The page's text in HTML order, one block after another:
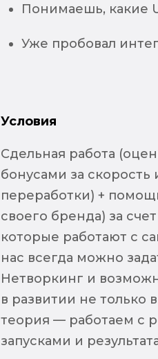
Понимаешь, какие
Уже пробовал
Условия
Сдельная работа
бонусами за
переработки) +
своего бренда) за
которые работают с
нас всегда можно
Нетворкинг и
в развитии не только
теория — работаем с
запусками и